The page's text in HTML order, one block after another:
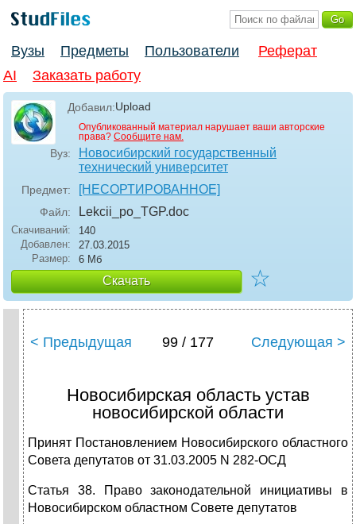
Вузы Предметы Пользователи
Реферат
AI
Заказать работу
Добавил:Upload
Опубликованный материал нарушает ваши авторские
права? Сообщите нам.
Вуз:
Новосибирский государственный
технический университет
Предмет: [НЕСОРТИРОВАННОЕ]
Файл: Lekcii_po_TGP.doc
Скачиваний:
140
Добавлен:
27.03.2015
Размер:
6 Мб
Скачать ☆
< Предыдущая 99 / 177 Следующая >
Новосибирская область устав
новосибирской области
Принят Постановлением Новосибирского областного
Совета депутатов от 31.03.2005 N 282-ОСД
Статья 38. Право законодательной инициативы в
Новосибирском областном Совете депутатов